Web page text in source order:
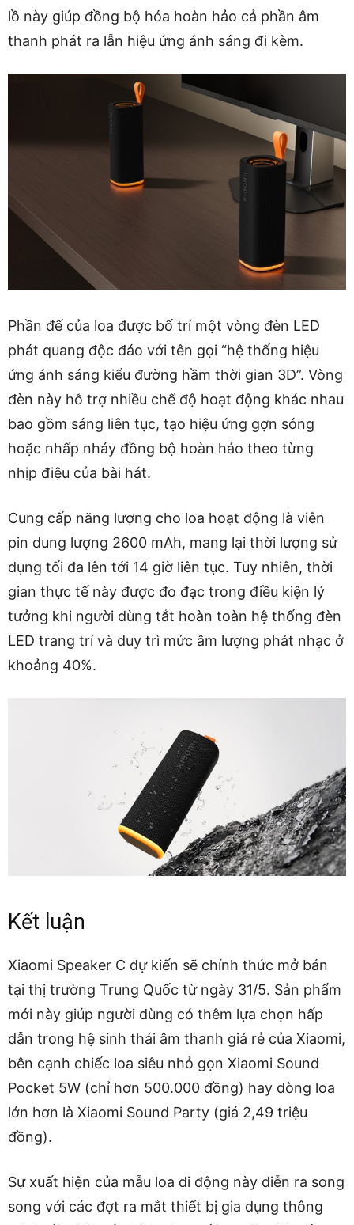
lồ này giúp đồng bộ hóa hoàn hảo cả phần âm
thanh phát ra lẫn hiệu ứng ánh sáng đi kèm.
Phần đế của loa được bố trí một vòng đèn LED
phát quang độc đáo với tên gọi “hệ thống hiệu
ứng ánh sáng kiểu đường hầm thời gian 3D”. Vòng
đèn này hỗ trợ nhiều chế độ hoạt động khác nhau
bao gồm sáng liên tục, tạo hiệu ứng gợn sóng
hoặc nhấp nháy đồng bộ hoàn hảo theo từng
nhịp điệu của bài hát.
Cung cấp năng lượng cho loa hoạt động là viên
pin dung lượng 2600 mAh, mang lại thời lượng sử
dụng tối đa lên tới 14 giờ liên tục. Tuy nhiên, thời
gian thực tế này được đo đạc trong điều kiện lý
tưởng khi người dùng tắt hoàn toàn hệ thống đèn
LED trang trí và duy trì mức âm lượng phát nhạc ở
khoảng 40%.
Kết luận
Xiaomi Speaker C dự kiến sẽ chính thức mở bán
tại thị trường Trung Quốc từ ngày 31/5. Sản phẩm
mới này giúp người dùng có thêm lựa chọn hấp
dẫn trong hệ sinh thái âm thanh giá rẻ của Xiaomi,
bên cạnh chiếc loa siêu nhỏ gọn Xiaomi Sound
Pocket 5W (chỉ hơn 500.000 đồng) hay dòng loa
lớn hơn là Xiaomi Sound Party (giá 2,49 triệu
đồng).
Sự xuất hiện của mẫu loa di động này diễn ra song
song với các đợt ra mắt thiết bị gia dụng thông